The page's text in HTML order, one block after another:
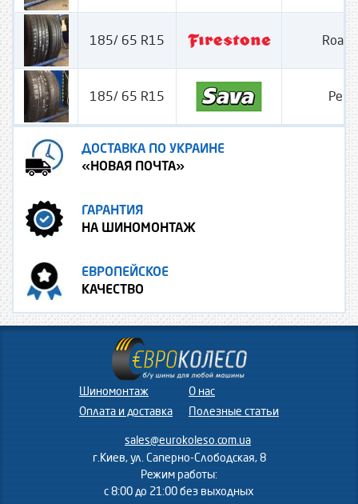
185/ 65 R15
185/ 65 R15
ДОСТАВКА ПО УКРАИНЕ
«НОВАЯ ПОЧТА»
ГАРАНТИЯ
НА ШИНОМОНТАЖ
ЕВРОПЕЙСКОЕ
КАЧЕСТВО
Шиномонтаж
Оплата и доставка
О нас
Полезные статьи
sales@eurokoleso.com.ua
г.Киев, ул. Саперно-Слободская, 8
Режим работы:
с 8:00 до 21:00 без выходных